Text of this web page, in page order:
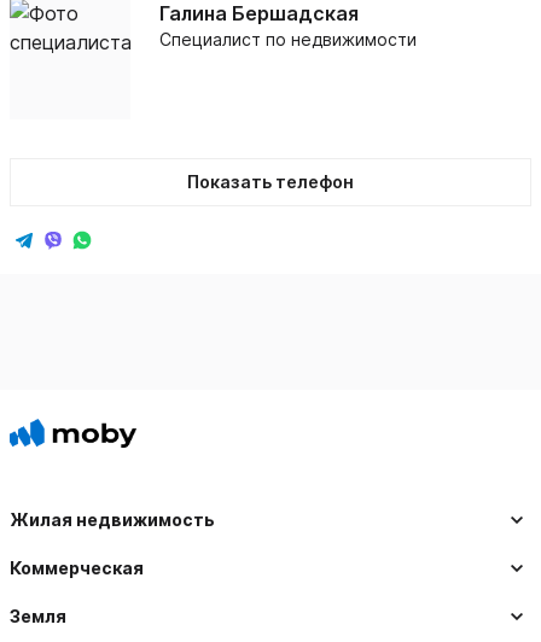
Галина Бершадская
Специалист по недвижимости
Показать телефон
Жилая недвижимость
Коммерческая
Земля